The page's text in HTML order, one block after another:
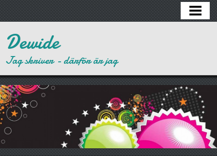
Dewide
Jag skriver - därför är jag